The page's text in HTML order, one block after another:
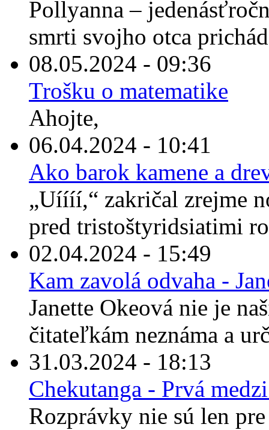
Pollyanna –
smrti svojho otca
08.05.2024 - 09:36
Trošku o matematike
Ahojte,
06.04.2024 - 10:41
Ako barok kamene a
„Uíííí,“ zakričal zrejme
pred tristoštyridsiatimi
02.04.2024 - 15:49
Kam zavolá odvaha -
Janette Okeová nie je
čitateľkám neznáma a
31.03.2024 - 18:13
Chekutanga - Prvá
Rozprávky nie sú len